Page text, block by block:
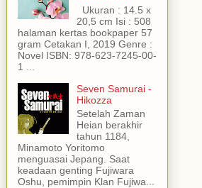
Ukuran : 14.5 x
20,5 cm Isi : 508
halaman kertas bookpaper 57
gram Cetakan I, 2019 Genre :
Novel ISBN: 978-623-7245-00-
1 ...
Seven Samurai -
Hikozza
Setelah Zaman
Heian berakhir
tahun 1184,
Minamoto Yoritomo
menguasai Jepang. Saat
keadaan genting Fujiwara
Oshu, pemimpin Klan Fujiwa...